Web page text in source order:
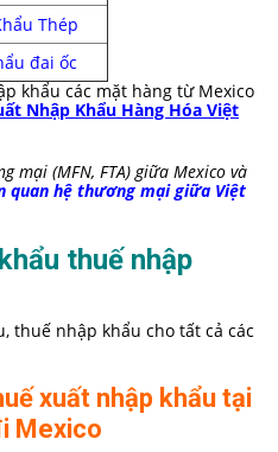
Thép
đai ốc
khẩu các mặt hàng từ Mexico
Nhập Khẩu Hàng Hóa Việt
mại (MFN, FTA) giữa Mexico và
quan hệ thương mại giữa Việt
thuế nhập
thuế nhập khẩu cho tất cả các
xuất nhập khẩu tại
Mexico